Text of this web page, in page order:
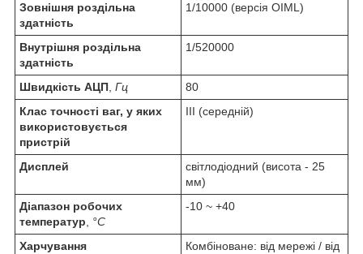
Зовнішня роздільна
здатність
1/10000 (версія OIML)
Внутрішня роздільна
здатність
1/520000
Швидкість АЦП Гц
80
Клас точності ваг, у яких
використовується
пристрій
III (середній)
Дисплей
світлодіодний (висота - 25
мм)
Діапазон робочих
температур
°C
-10 ~ +40
Харчування
Комбіноване: від мережі / від